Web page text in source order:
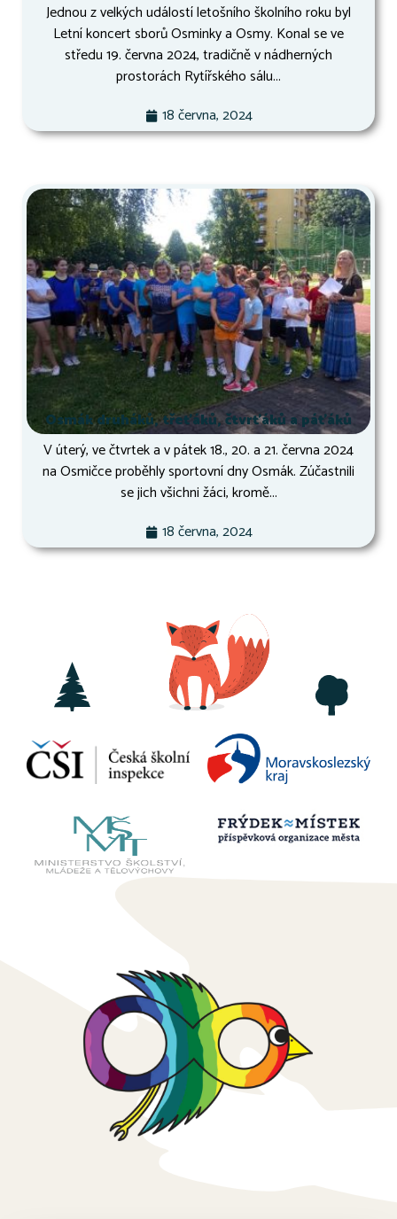
Jednou z velkých událostí letošního školního roku byl
Letní koncert sborů Osminky a Osmy. Konal se ve
středu 19. června 2024, tradičně v nádherných
prostorách Rytířského sálu...
18 června, 2024
Osmák druháků, třeťáků, čtvrťáků a páťáků
V úterý, ve čtvrtek a v pátek 18., 20. a 21. června 2024
na Osmičce proběhly sportovní dny Osmák. Zúčastnili
se jich všichni žáci, kromě...
18 června, 2024